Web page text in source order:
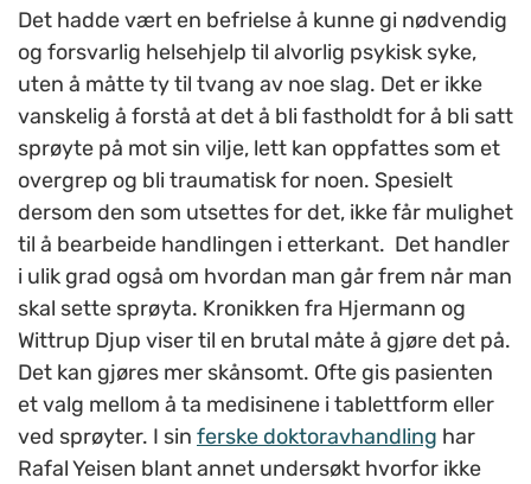
Det hadde vært en befrielse å kunne gi nødvendig
og forsvarlig helsehjelp til alvorlig psykisk syke,
uten å måtte ty til tvang av noe slag. Det er ikke
vanskelig å forstå at det å bli fastholdt for å bli satt
sprøyte på mot sin vilje, lett kan oppfattes som et
overgrep og bli traumatisk for noen. Spesielt
dersom den som utsettes for det, ikke får mulighet
til å bearbeide handlingen i etterkant. Det handler
i ulik grad også om hvordan man går frem når man
skal sette sprøyta. Kronikken fra Hjermann og
Wittrup Djup viser til en brutal måte å gjøre det på.
Det kan gjøres mer skånsomt. Ofte gis pasienten
et valg mellom å ta medisinene i tablettform eller
ved sprøyter. I sin ferske doktoravhandling har
Rafal Yeisen blant annet undersøkt hvorfor ikke